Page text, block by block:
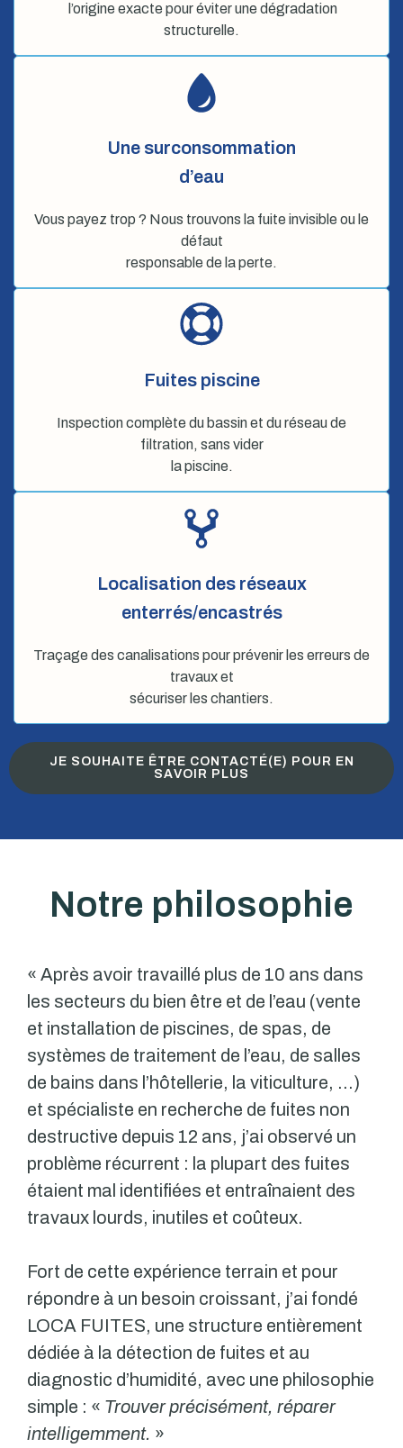
l’origine exacte pour éviter une dégradation
structurelle.
Une surconsommation
d’eau
Vous payez trop ? Nous trouvons la fuite invisible ou le
défaut
responsable de la perte.
Fuites piscine
Inspection complète du bassin et du réseau de
filtration, sans vider
la piscine.
Localisation des réseaux
enterrés/encastrés
Traçage des canalisations pour prévenir les erreurs de
travaux et
sécuriser les chantiers.
JE SOUHAITE ÊTRE CONTACTÉ(E) POUR EN
SAVOIR PLUS
Notre philosophie
« Après avoir travaillé plus de 10 ans dans
les secteurs du bien être et de l’eau (vente
et installation de piscines, de spas, de
systèmes de traitement de l’eau, de salles
de bains dans l’hôtellerie, la viticulture, …)
et spécialiste en recherche de fuites non
destructive depuis 12 ans, j’ai observé un
problème récurrent : la plupart des fuites
étaient mal identifiées et entraînaient des
travaux lourds, inutiles et coûteux.
Fort de cette expérience terrain et pour
répondre à un besoin croissant, j’ai fondé
LOCA FUITES, une structure entièrement
dédiée à la détection de fuites et au
diagnostic d’humidité, avec une philosophie
simple : « Trouver précisément, réparer
intelligemment. »